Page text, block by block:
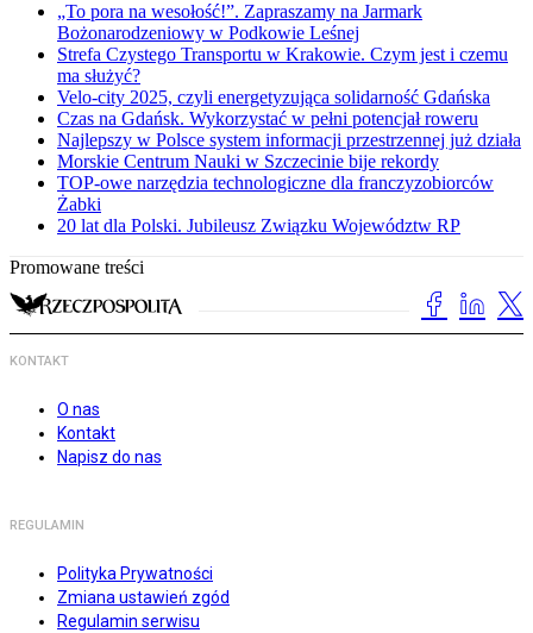
„To pora na wesołość!”. Zapraszamy na Jarmark
Bożonarodzeniowy w Podkowie Leśnej
Strefa Czystego Transportu w Krakowie. Czym jest i czemu
ma służyć?
Velo-city 2025, czyli energetyzująca solidarność Gdańska
Czas na Gdańsk. Wykorzystać w pełni potencjał roweru
Najlepszy w Polsce system informacji przestrzennej już działa
Morskie Centrum Nauki w Szczecinie bije rekordy
TOP-owe narzędzia technologiczne dla franczyzobiorców
Żabki
20 lat dla Polski. Jubileusz Związku Województw RP
Promowane treści
KONTAKT
O nas
Kontakt
Napisz do nas
REGULAMIN
Polityka Prywatności
Zmiana ustawień zgód
Regulamin serwisu